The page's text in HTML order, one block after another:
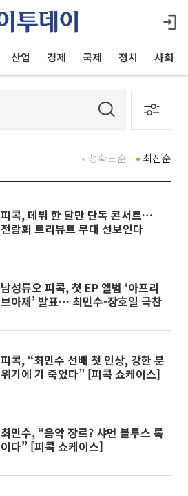
산업 경제 국제 정치 사회
최신순
정확도순
피콕, 데뷔 한 달만 단독 콘서트…
전람회 트리뷰트 무대 선보인다
남성듀오 피콕, 첫 EP 앨범 ‘아프리
브아제’ 발표… 최민수-장호일 극찬
피콕, “최민수 선배 첫 인상, 강한 분
위기에 기 죽었다” [피콕 쇼케이스]
최민수, “음악 장르? 샤먼 블루스 록
이다” [피콕 쇼케이스]